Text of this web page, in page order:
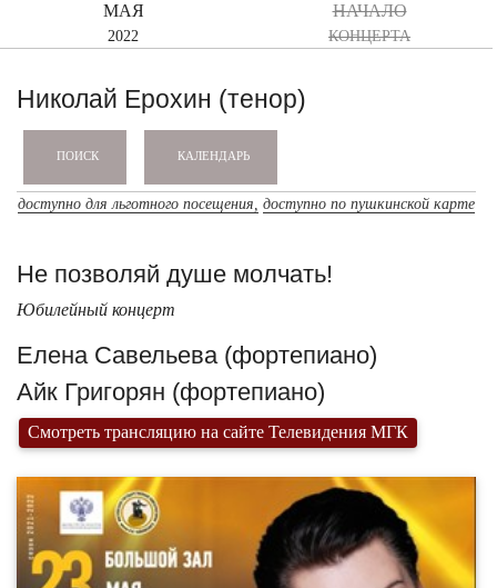
МАЯ
2022
НАЧАЛО
КОНЦЕРТА
Николай Ерохин (тенор)
ПОИСК КАЛЕНДАРЬ
доступно для льготного посещения, доступно по пушкинской карте
Не позволяй душе молчать!
Юбилейный концерт
Елена Савельева (фортепиано)
Айк Григорян (фортепиано)
Смотреть трансляцию на сайте Телевидения МГК